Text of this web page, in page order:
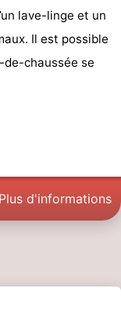
lave-linge et un
Il est possible
de-chaussée se
Plus d'informations